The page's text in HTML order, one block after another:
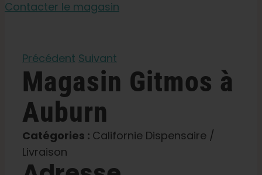
Graines de jardin
Presse
A propos de
Chasse au phéno
Contacter le magasin
Précédent Suivant
Magasin Gitmos à
Auburn
Catégories : Californie Dispensaire /
Livraison